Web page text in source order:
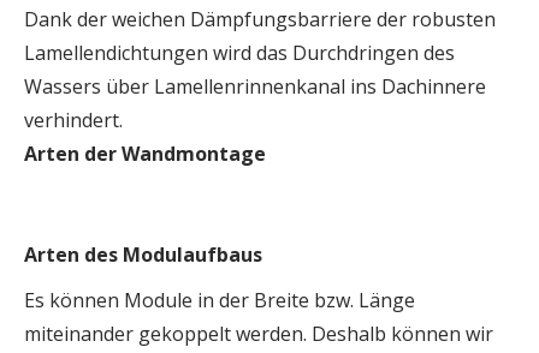
Dank der weichen Dämpfungsbarriere der robusten
Lamellendichtungen wird das Durchdringen des
Wassers über Lamellenrinnenkanal ins Dachinnere
verhindert.
Arten der Wandmontage
Arten des Modulaufbaus
Es können Module in der Breite bzw. Länge
miteinander gekoppelt werden. Deshalb können wir